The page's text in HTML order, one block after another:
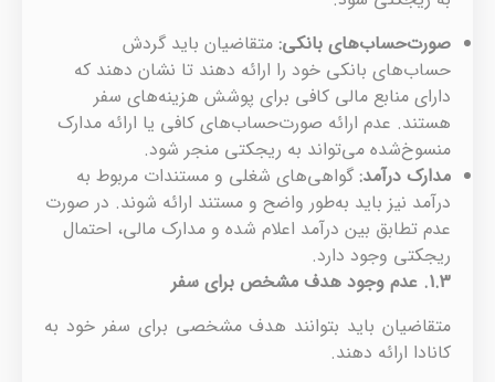
صورت‌حساب‌های بانکی: متقاضیان باید گردش
حساب‌های بانکی خود را ارائه دهند تا نشان دهند که
دارای منابع مالی کافی برای پوشش هزینه‌های سفر
هستند. عدم ارائه صورت‌حساب‌های کافی یا ارائه مدارک
منسوخ‌شده می‌تواند به ریجکتی منجر شود.
مدارک درآمد: گواهی‌های شغلی و مستندات مربوط به
درآمد نیز باید به‌طور واضح و مستند ارائه شوند. در صورت
عدم تطابق بین درآمد اعلام شده و مدارک مالی، احتمال
ریجکتی وجود دارد.
1.3. عدم وجود هدف مشخص برای سفر
متقاضیان باید بتوانند هدف مشخصی برای سفر خود به
کانادا ارائه دهند.